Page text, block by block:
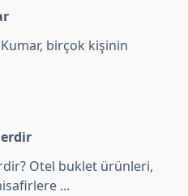
birçok kişinin
Otel buklet ürünleri,
...